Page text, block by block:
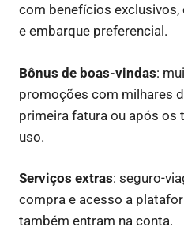
com benefícios exclusivos,
e embarque preferencial.
Bônus de boas-vindas:
promoções com milhares
primeira fatura ou após os
uso.
Serviços extras: seguro-
compra e acesso a
também entram na conta.